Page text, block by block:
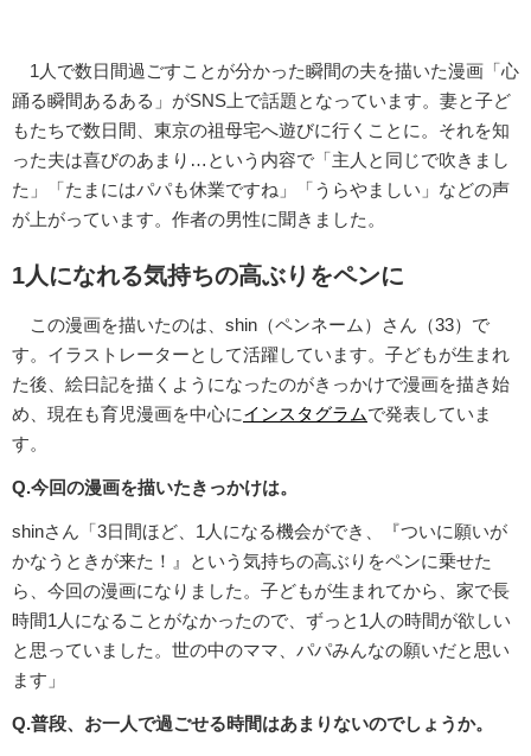
1人で数日間過ごすことが分かった瞬間の夫を描いた漫画「心
踊る瞬間あるある」がSNS上で話題となっています。妻と子ど
もたちで数日間、東京の祖母宅へ遊びに行くことに。それを知
った夫は喜びのあまり…という内容で「主人と同じで吹きまし
た」「たまにはパパも休業ですね」「うらやましい」などの声
が上がっています。作者の男性に聞きました。
1人になれる気持ちの高ぶりをペンに
この漫画を描いたのは、shin（ペンネーム）さん（33）で
す。イラストレーターとして活躍しています。子どもが生まれ
た後、絵日記を描くようになったのがきっかけで漫画を描き始
め、現在も育児漫画を中心にインスタグラムで発表していま
す。
Q.今回の漫画を描いたきっかけは。
shinさん「3日間ほど、1人になる機会ができ、『ついに願いが
かなうときが来た！』という気持ちの高ぶりをペンに乗せた
ら、今回の漫画になりました。子どもが生まれてから、家で長
時間1人になることがなかったので、ずっと1人の時間が欲しい
と思っていました。世の中のママ、パパみんなの願いだと思い
ます」
Q.普段、お一人で過ごせる時間はあまりないのでしょうか。